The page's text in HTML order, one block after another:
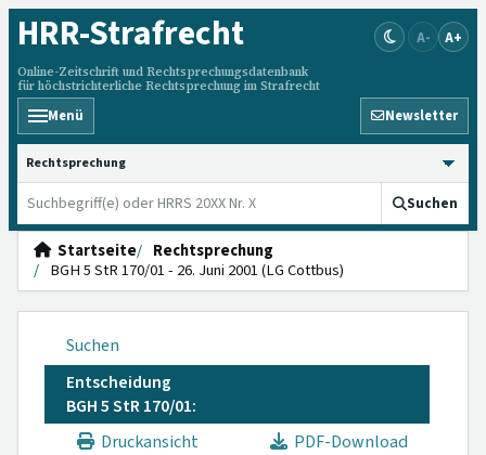
HRR-Strafrecht
Online-Zeitschrift und Rechtsprechungsdatenbank
für höchstrichterliche Rechtsprechung im Strafrecht
A- A+
Menü Newsletter
HRRS durchsuchen
Suchen
Startseite
Rechtsprechung
BGH 5 StR 170/01 - 26. Juni 2001 (LG Cottbus)
Suchen
Entscheidung
BGH 5 StR 170/01:
Druckansicht
PDF-Download